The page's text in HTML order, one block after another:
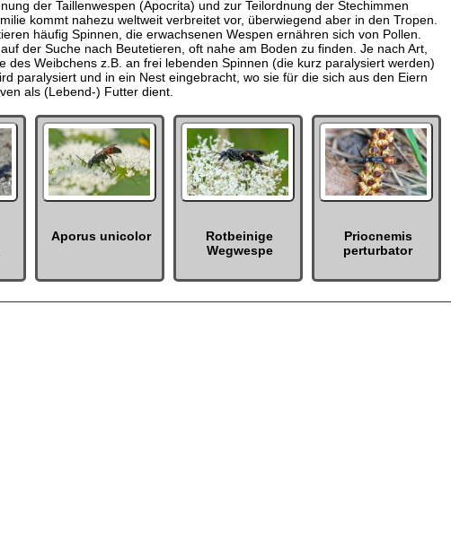
der Taillenwespen (Apocrita) und zur Teilordnung der Stechimmen
kommt nahezu weltweit verbreitet vor, überwiegend aber in den Tropen.
häufig Spinnen, die erwachsenen Wespen ernähren sich von Pollen.
der Suche nach Beutetieren, oft nahe am Boden zu finden. Je nach Art,
des Weibchens z.B. an frei lebenden Spinnen (die kurz paralysiert werden)
paralysiert und in ein Nest eingebracht, wo sie für die sich aus den Eiern
als (Lebend-) Futter dient.
Aporus unicolor
Rotbeinige
Wegwespe
Priocnemis
perturbator